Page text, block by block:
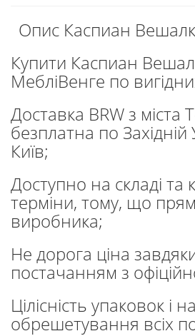
Опис Каспиан
Купити Каспиан
МебліВенге по
Доставка BRW з міста
безплатна по Західній
Київ;
Доступно на складі та
терміни, тому, що
виробника;
Не дорога ціна
постачанням з
Цілісність упаковок і
обрешетування всіх